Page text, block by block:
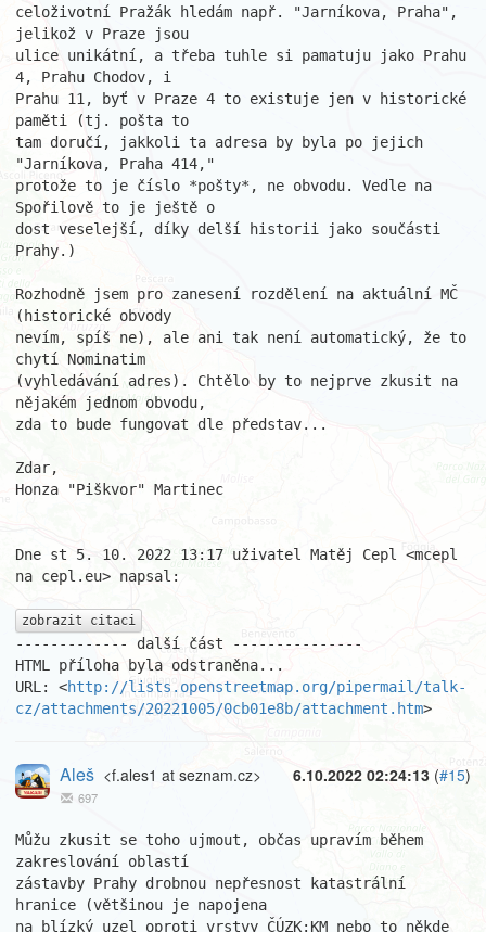
celoživotní Pražák hledám např. "Jarníkova, Praha",
jelikož v Praze jsou
ulice unikátní, a třeba tuhle si pamatuju jako Prahu
4, Prahu Chodov, i
Prahu 11, byť v Praze 4 to existuje jen v historické
paměti (tj. pošta to
tam doručí, jakkoli ta adresa by byla po jejich
"Jarníkova, Praha 414,"
protože to je číslo *pošty*, ne obvodu. Vedle na
Spořilově to je ještě o
dost veselejší, díky delší historii jako součásti
Prahy.)
Rozhodně jsem pro zanesení rozdělení na aktuální MČ
(historické obvody
nevím, spíš ne), ale ani tak není automatický, že to
chytí Nominatim
(vyhledávání adres). Chtělo by to nejprve zkusit na
nějakém jednom obvodu,
zda to bude fungovat dle představ...
Zdar,
Honza "Piškvor" Martinec
Dne st 5. 10. 2022 13:17 uživatel Matěj Cepl <mcepl
na cepl.eu> napsal:
zobrazit citaci
------------- další část ---------------
HTML příloha byla odstraněna...
URL: <http://lists.openstreetmap.org/pipermail/talk-
cz/attachments/20221005/0cb01e8b/attachment.htm>
6.10.2022 02:24:13 (#15)
Aleš <f.ales1 at seznam.cz>
697
Můžu zkusit se toho ujmout, občas upravím během
zakreslování oblastí
zástavby Prahy drobnou nepřesnost katastrální
hranice (většinou je napojena
na blízký uzel oproti vrstvy ČÚZK:KM nebo to někde